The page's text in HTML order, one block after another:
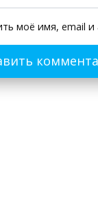
моё имя, email